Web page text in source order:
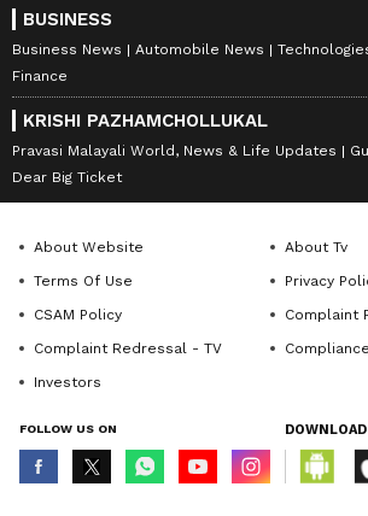
BUSINESS
Business News Automobile News
Finance
KRISHI PAZHAMCHOLLUKAL
Pravasi Malayali World, News & Life Updates
Dear Big Ticket
About Website
About Tv
Terms Of Use
Privacy
CSAM Policy
Complaint
Complaint Redressal - TV
Investors
FOLLOW US ON